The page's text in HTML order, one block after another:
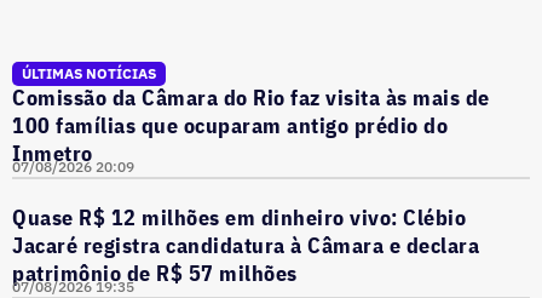
ÚLTIMAS NOTÍCIAS
Comissão da Câmara do Rio faz visita às mais de
100 famílias que ocuparam antigo prédio do
Inmetro
07/08/2026 20:09
Quase R$ 12 milhões em dinheiro vivo: Clébio
Jacaré registra candidatura à Câmara e declara
patrimônio de R$ 57 milhões
07/08/2026 19:35